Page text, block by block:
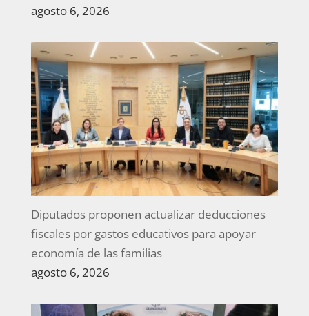
agosto 6, 2026
Diputados proponen actualizar deducciones
fiscales por gastos educativos para apoyar
economía de las familias
agosto 6, 2026